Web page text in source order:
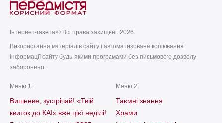
Інтернет-газета © Всі права захищені. 2026
Використання матеріалів сайту і автоматизоване копіювання
інформації сайту будь-якими програмами без письмового дозволу
заборонено.
Меню 1:
Вишневе, зустрічай! «Твій
квиток до КАІ» вже цієї неділі!
Меню 2:
Таємні знання
Храми